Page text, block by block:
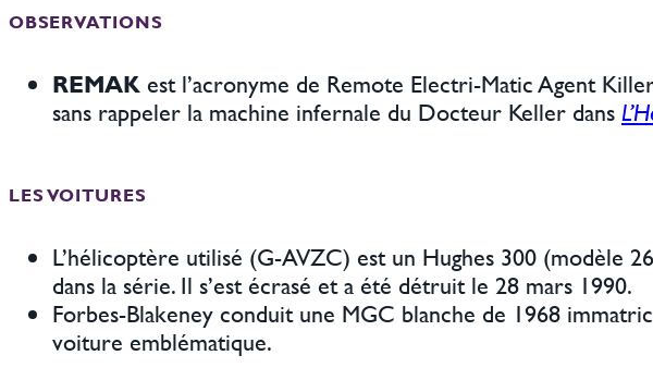
OBSERVATIONS
REMAK est l’acronyme de Remote Electri-Matic Agent
sans rappeler la machine infernale du Docteur Keller dans
LES VOITURES
L’hélicoptère utilisé (G-AVZC) est un Hughes 300 (modèle
dans la série. Il s’est écrasé et a été détruit le 28 mars 1990.
Forbes-Blakeney conduit une MGC blanche de 1968
voiture emblématique.